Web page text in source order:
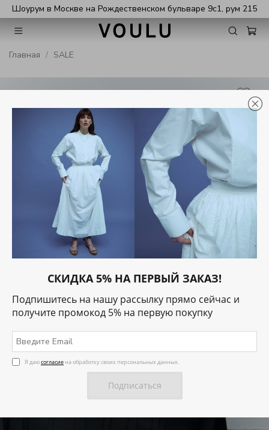
Шоурум в Москве на Рождественском бульваре 9с1, рум 215
Главная SALE
СКИДКА 5% НА ПЕРВЫЙ ЗАКАЗ!
Подпишитесь на нашу рассылку прямо сейчас и
получите промокод 5% на первую покупку
Я даюсогласие на обработку своих персональных данных.